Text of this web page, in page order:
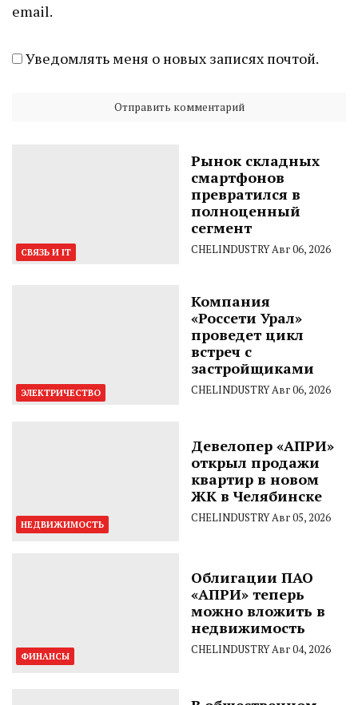
email.
Уведомлять меня о новых записях почтой.
СВЯЗЬ И IT
Рынок складных
смартфонов
превратился в
полноценный
сегмент
CHELINDUSTRYАвг 06, 2026
ЭЛЕКТРИЧЕСТВО
Компания
«Россети Урал»
проведет цикл
встреч с
застройщиками
CHELINDUSTRYАвг 06, 2026
НЕДВИЖИМОСТЬ
Девелопер «АПРИ»
открыл продажи
квартир в новом
ЖК в Челябинске
CHELINDUSTRYАвг 05, 2026
ФИНАНСЫ
Облигации ПАО
«АПРИ» теперь
можно вложить в
недвижимость
CHELINDUSTRYАвг 04, 2026